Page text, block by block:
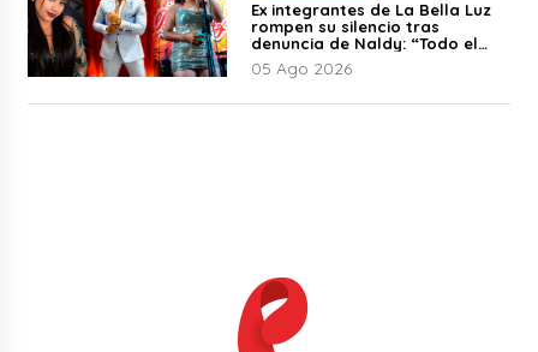
Ex integrantes de La Bella Luz
rompen su silencio tras
denuncia de Naldy: “Todo el
mundo lo sabía”
05 Ago 2026